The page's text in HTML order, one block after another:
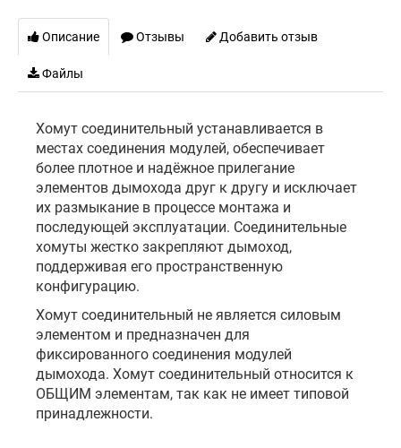
Описание Отзывы Добавить отзыв
Файлы
Хомут соединительный устанавливается в
местах соединения модулей, обеспечивает
более плотное и надёжное прилегание
элементов дымохода друг к другу и исключает
их размыкание в процессе монтажа и
последующей эксплуатации. Соединительные
хомуты жестко закрепляют дымоход,
поддерживая его пространственную
конфигурацию.
Хомут соединительный не является силовым
элементом и предназначен для
фиксированного соединения модулей
дымохода. Хомут соединительный относится к
ОБЩИМ элементам, так как не имеет типовой
принадлежности.